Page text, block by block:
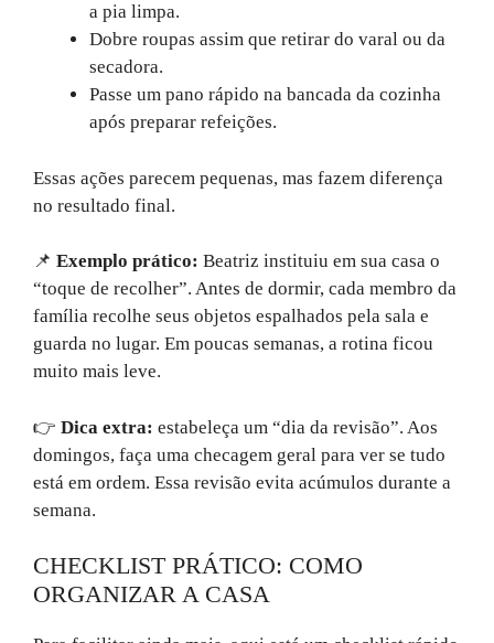
a pia limpa.
Dobre roupas assim que retirar do varal ou da
secadora.
Passe um pano rápido na bancada da cozinha
após preparar refeições.
Essas ações parecem pequenas, mas fazem diferença
no resultado final.
📌 Exemplo prático: Beatriz instituiu em sua casa o
“toque de recolher”. Antes de dormir, cada membro da
família recolhe seus objetos espalhados pela sala e
guarda no lugar. Em poucas semanas, a rotina ficou
muito mais leve.
👉 Dica extra: estabeleça um “dia da revisão”. Aos
domingos, faça uma checagem geral para ver se tudo
está em ordem. Essa revisão evita acúmulos durante a
semana.
CHECKLIST PRÁTICO: COMO
ORGANIZAR A CASA